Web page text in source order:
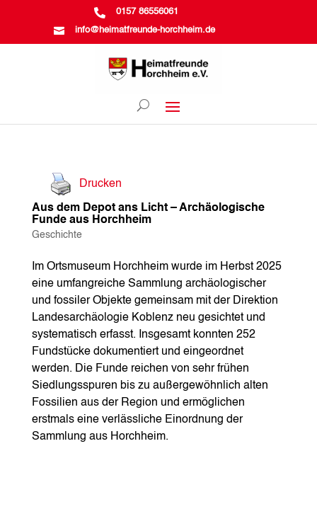
 0157 86556061
 info@heimatfreunde-horchheim.de
Drucken
Aus dem Depot ans Licht – Archäologische
Funde aus Horchheim
Geschichte
Im Ortsmuseum Horchheim wurde im Herbst 2025
eine umfangreiche Sammlung archäologischer
und fossiler Objekte gemeinsam mit der Direktion
Landesarchäologie Koblenz neu gesichtet und
systematisch erfasst. Insgesamt konnten 252
Fundstücke dokumentiert und eingeordnet
werden. Die Funde reichen von sehr frühen
Siedlungsspuren bis zu außergewöhnlich alten
Fossilien aus der Region und ermöglichen
erstmals eine verlässliche Einordnung der
Sammlung aus Horchheim.